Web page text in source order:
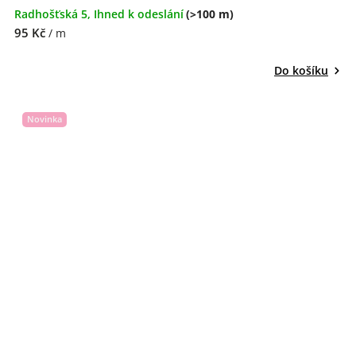
Radhošťská 5, Ihned k odeslání(>100 m)
95 Kč / m
Do košíku
Novinka